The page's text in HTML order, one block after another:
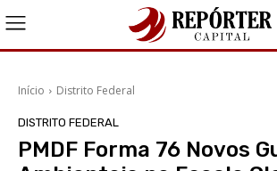
Início Distrito Federal
DISTRITO FEDERAL
PMDF Forma 76 Novos